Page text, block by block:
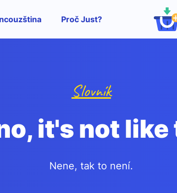
Proč Just?
Slovník
it's not
Nene, tak to není.